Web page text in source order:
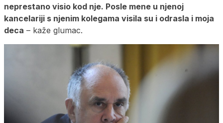
neprestano visio kod nje. Posle mene u njenoj
kancelariji s njenim kolegama visila su i odrasla i moja
deca – kaže glumac.